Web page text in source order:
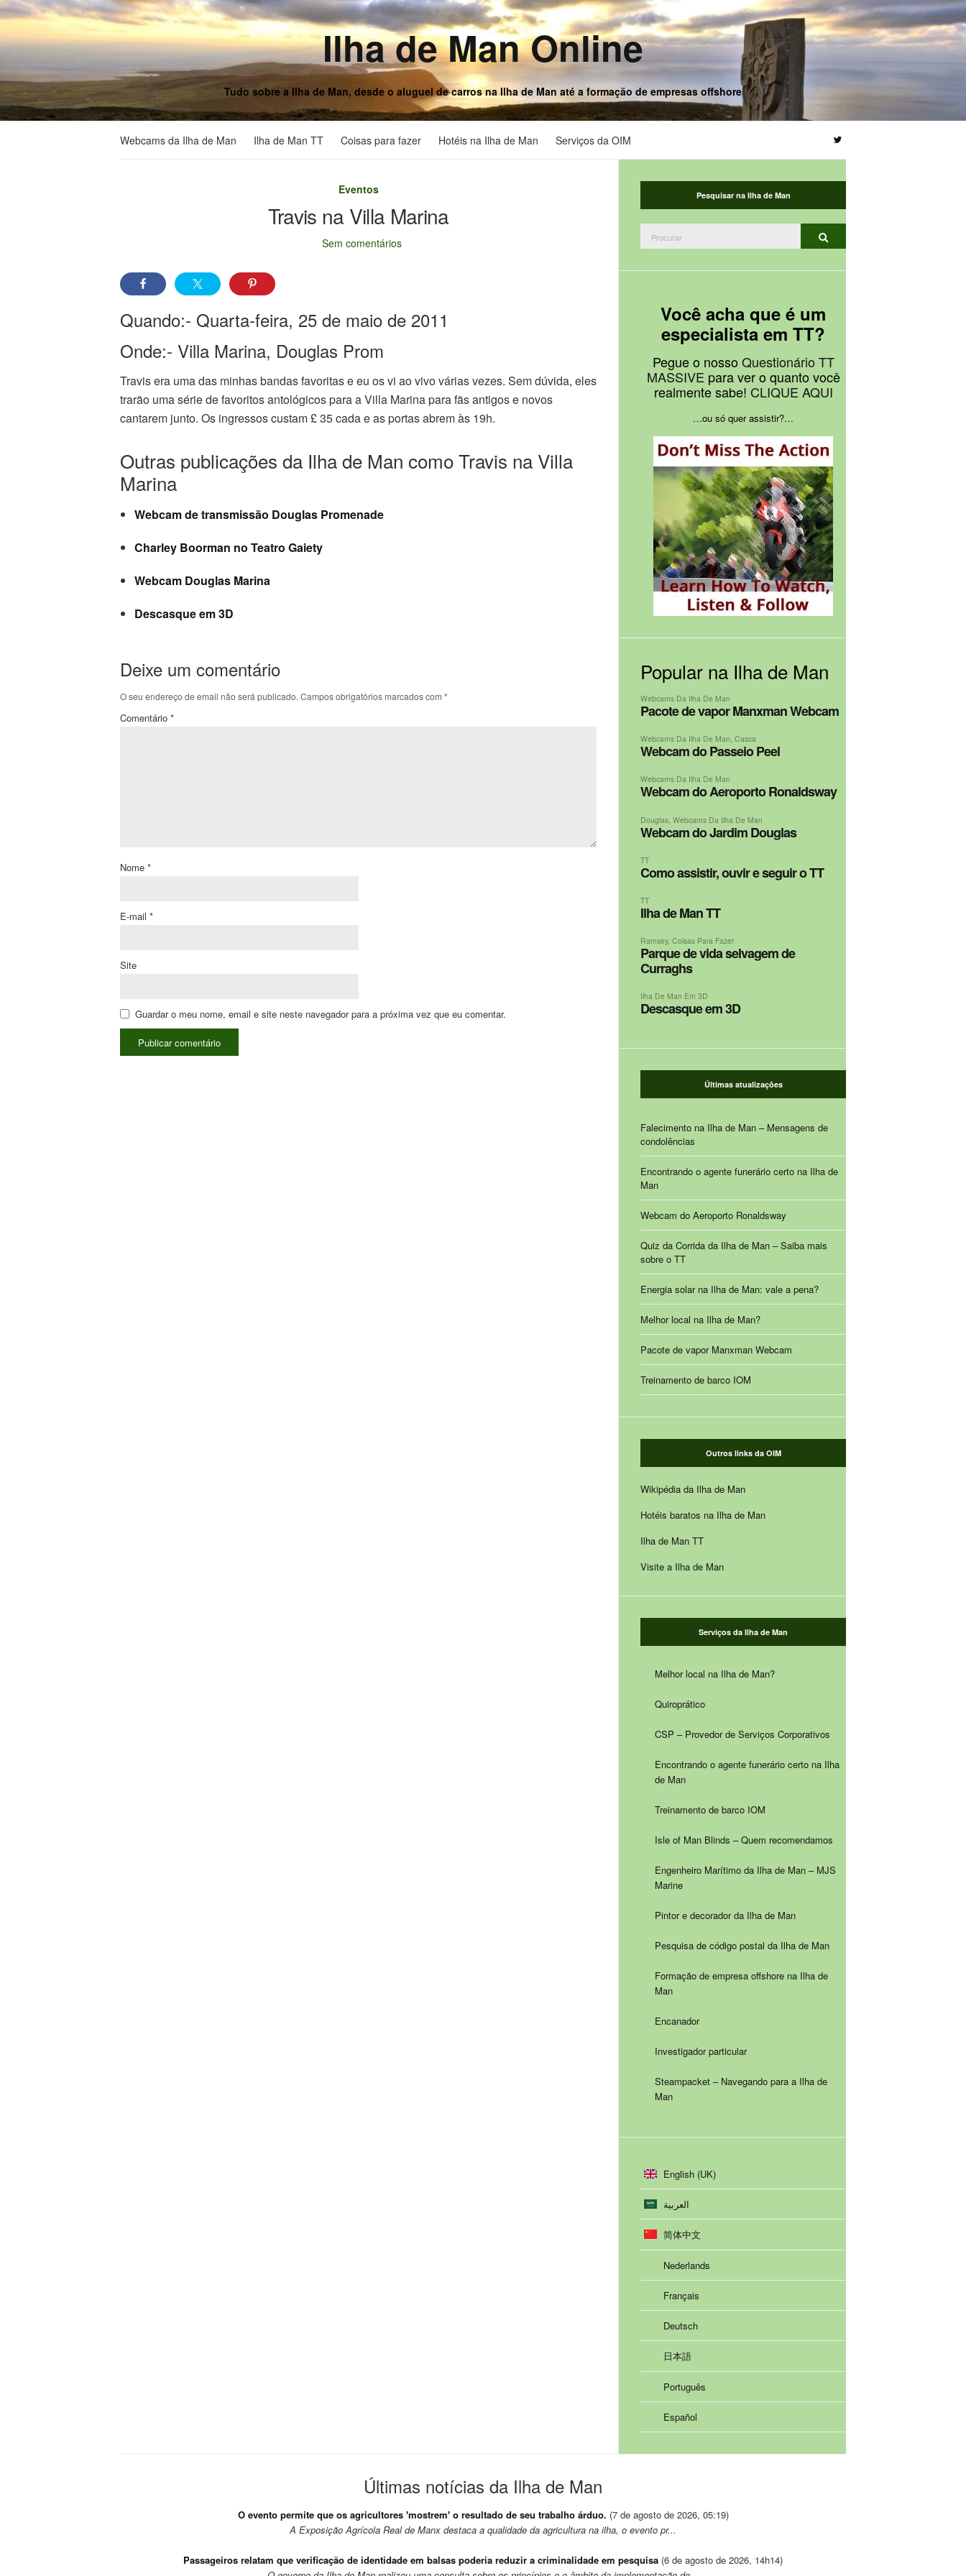
Ilha de Man Online
Tudo sobre a Ilha de Man, desde o aluguel de carros na Ilha de Man até a formação de empresas offshore
Webcams da Ilha de Man Ilha de Man TT Coisas para fazer Hotéis na Ilha de Man Serviços da OIM
Eventos
Travis na Villa Marina
Sem comentários
Quando:- Quarta-feira, 25 de maio de 2011
Onde:- Villa Marina, Douglas Prom
Travis era uma das minhas bandas favoritas e eu os vi ao vivo várias vezes. Sem dúvida, eles
trarão uma série de favoritos antológicos para a Villa Marina para fãs antigos e novos
cantarem junto. Os ingressos custam £ 35 cada e as portas abrem às 19h.
Outras publicações da Ilha de Man como Travis na Villa
Marina
Webcam de transmissão Douglas Promenade
Charley Boorman no Teatro Gaiety
Webcam Douglas Marina
Descasque em 3D
Deixe um comentário
O seu endereço de email não será publicado. Campos obrigatórios marcados com *
Comentário *
Nome *
E-mail *
Site
Guardar o meu nome, email e site neste navegador para a próxima vez que eu comentar.
Pesquisar na Ilha de Man
Procurar
Você acha que é um
especialista em TT?
Pegue o nossoQuestionário TT
MASSIVE para ver o quanto você
realmente sabe! CLIQUE AQUI
…ou só quer assistir?…
Popular na Ilha de Man
Webcams Da Ilha De Man
Pacote de vapor Manxman Webcam
Webcams Da Ilha De Man,Casca
Webcam do Passeio Peel
Webcams Da Ilha De Man
Webcam do Aeroporto Ronaldsway
Douglas ,Webcams Da Ilha De Man
Webcam do Jardim Douglas
TT
Como assistir, ouvir e seguir o TT
TT
Ilha de Man TT
Ramsey,Coisas Para Fazer
Parque de vida selvagem de
Curraghs
Ilha De Man Em 3D
Descasque em 3D
Últimas atualizações
Falecimento na Ilha de Man – Mensagens de
condolências
Encontrando o agente funerário certo na Ilha de
Man
Webcam do Aeroporto Ronaldsway
Quiz da Corrida da Ilha de Man – Saiba mais
sobre o TT
Energia solar na Ilha de Man: vale a pena?
Melhor local na Ilha de Man?
Pacote de vapor Manxman Webcam
Treinamento de barco IOM
Outros links da OIM
Wikipédia da Ilha de Man
Hotéis baratos na Ilha de Man
Ilha de Man TT
Visite a Ilha de Man
Serviços da Ilha de Man
Melhor local na Ilha de Man?
Quiroprático
CSP – Provedor de Serviços Corporativos
Encontrando o agente funerário certo na Ilha
de Man
Treinamento de barco IOM
Isle of Man Blinds – Quem recomendamos
Engenheiro Marítimo da Ilha de Man – MJS
Marine
Pintor e decorador da Ilha de Man
Pesquisa de código postal da Ilha de Man
Formação de empresa offshore na Ilha de
Man
Encanador
Investigador particular
Steampacket – Navegando para a Ilha de
Man
English (UK)
العربية
简体中文
Nederlands
Français
Deutsch
日本語
Português
Español
Últimas notícias da Ilha de Man
O evento permite que os agricultores 'mostrem' o resultado de seu trabalho árduo. (7 de agosto de 2026, 05:19)
A Exposição Agrícola Real de Manx destaca a qualidade da agricultura na ilha, o evento pr...
Passageiros relatam que verificação de identidade em balsas poderia reduzir a criminalidade em pesquisa (6 de agosto de 2026, 14h14)